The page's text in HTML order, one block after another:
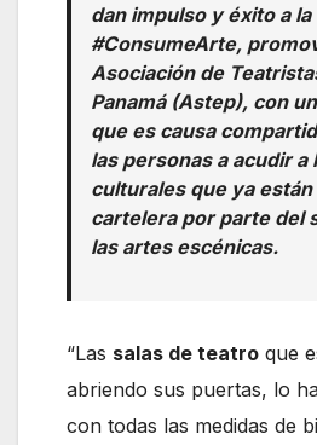
dan impulso y éxito a la
#ConsumeArte,
Asociación de
Panamá (Astep), con
que es causa
las personas a acudir
culturales que ya están
cartelera por parte del
las artes escénicas.
“Las salas de teatro que
abriendo sus puertas, lo
con todas las medidas de